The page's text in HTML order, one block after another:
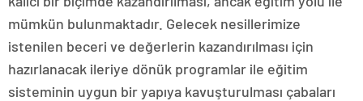
mümkün bulunmaktadır. Gelecek nesillerimize
istenilen beceri ve değerlerin kazandırılması için
hazırlanacak ileriye dönük programlar ile eğitim
sisteminin uygun bir yapıya kavuşturulması çabaları